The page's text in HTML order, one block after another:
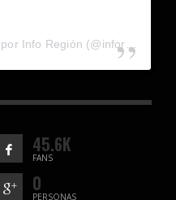
45.6K
FANS
0
PERSONAS